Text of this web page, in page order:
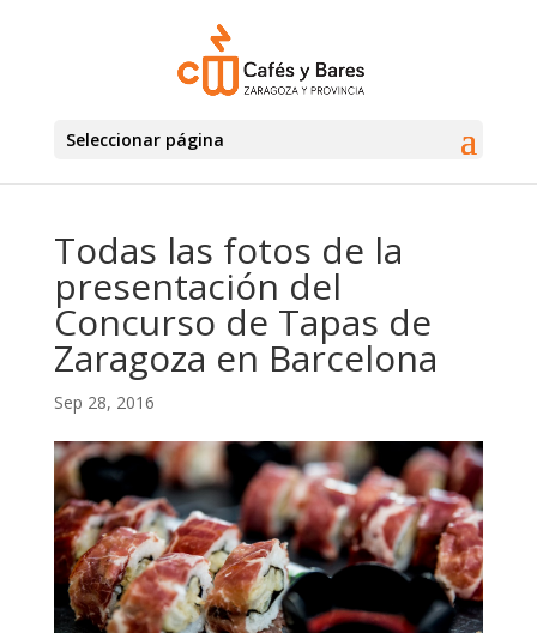
Seleccionar página
Todas las fotos de la
presentación del
Concurso de Tapas de
Zaragoza en Barcelona
Sep 28, 2016